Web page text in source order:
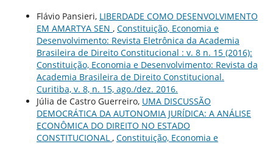
Flávio Pansieri, LIBERDADE COMO DESENVOLVIMENTO
EM AMARTYA SEN , Constituição, Economia e
Desenvolvimento: Revista Eletrônica da Academia
Brasileira de Direito Constitucional : v. 8 n. 15 (2016):
Constituição, Economia e Desenvolvimento: Revista da
Academia Brasileira de Direito Constitucional.
Curitiba, v. 8, n. 15, ago./dez. 2016.
Júlia de Castro Guerreiro, UMA DISCUSSÃO
DEMOCRÁTICA DA AUTONOMIA JURÍDICA: A ANÁLISE
ECONÔMICA DO DIREITO NO ESTADO
CONSTITUCIONAL , Constituição, Economia e